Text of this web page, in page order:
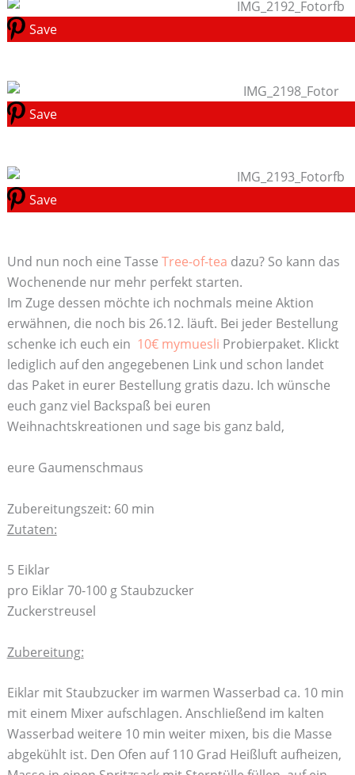
Save
Save
Save
Und nun noch eine Tasse Tree-of-tea dazu? So kann das
Wochenende nur mehr perfekt starten.
Im Zuge dessen möchte ich nochmals meine Aktion
erwähnen, die noch bis 26.12. läuft. Bei jeder Bestellung
schenke ich euch ein 10€ mymuesli Probierpaket. Klickt
lediglich auf den angegebenen Link und schon landet
das Paket in eurer Bestellung gratis dazu. Ich wünsche
euch ganz viel Backspaß bei euren
Weihnachtskreationen und sage bis ganz bald,
eure Gaumenschmaus
Zubereitungszeit: 60 min
Zutaten:
5 Eiklar
pro Eiklar 70-100 g Staubzucker
Zuckerstreusel
Zubereitung:
Eiklar mit Staubzucker im warmen Wasserbad ca. 10 min
mit einem Mixer aufschlagen. Anschließend im kalten
Wasserbad weitere 10 min weiter mixen, bis die Masse
abgekühlt ist. Den Ofen auf 110 Grad Heißluft aufheizen,